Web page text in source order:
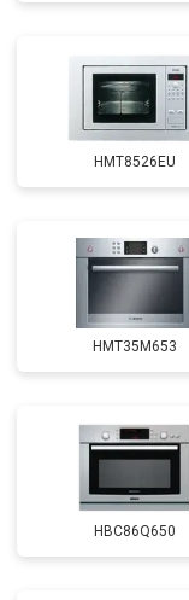
HMT8526EU
HMT35M653
HBC86Q650